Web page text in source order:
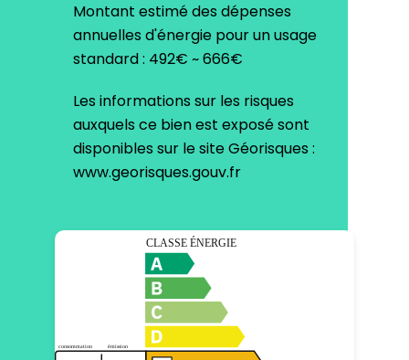
Montant estimé des dépenses
annuelles d'énergie pour un usage
standard : 492€ ~ 666€
Les informations sur les risques
auxquels ce bien est exposé sont
disponibles sur le site Géorisques :
www.georisques.gouv.fr